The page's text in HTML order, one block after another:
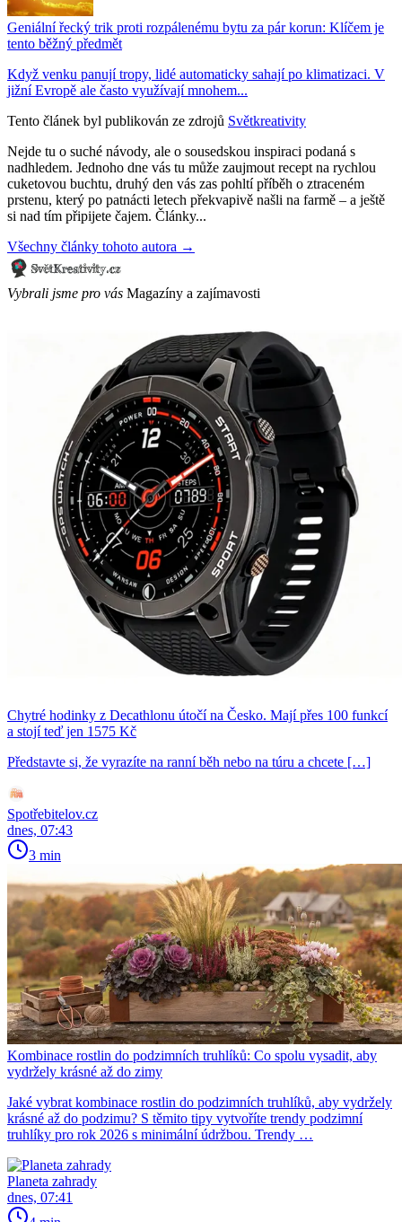
Geniální řecký trik proti rozpálenému bytu za pár korun: Klíčem je
tento běžný předmět
Když venku panují tropy, lidé automaticky sahají po klimatizaci. V
jižní Evropě ale často využívají mnohem...
Tento článek byl publikován ze zdrojů Světkreativity
Nejde tu o suché návody, ale o sousedskou inspiraci podaná s
nadhledem. Jednoho dne vás tu může zaujmout recept na rychlou
cuketovou buchtu, druhý den vás zas pohltí příběh o ztraceném
prstenu, který po patnácti letech překvapivě našli na farmě – a ještě
si nad tím připijete čajem. Články...
Všechny články tohoto autora →
Vybrali jsme pro vás Magazíny a zajímavosti
Chytré hodinky z Decathlonu útočí na Česko. Mají přes 100 funkcí
a stojí teď jen 1575 Kč
Představte si, že vyrazíte na ranní běh nebo na túru a chcete […]
Spotřebitelov.cz
dnes, 07:43
3 min
Kombinace rostlin do podzimních truhlíků: Co spolu vysadit, aby
vydržely krásné až do zimy
Jaké vybrat kombinace rostlin do podzimních truhlíků, aby vydržely
krásné až do podzimu? S těmito tipy vytvoříte trendy podzimní
truhlíky pro rok 2026 s minimální údržbou. Trendy …
Planeta zahrady
dnes, 07:41